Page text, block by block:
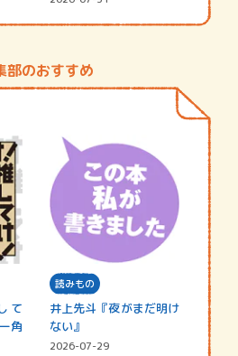
部のおすすめ
て
角
読みもの
井上先斗『夜がまだ明け
ない』
2026-07-29